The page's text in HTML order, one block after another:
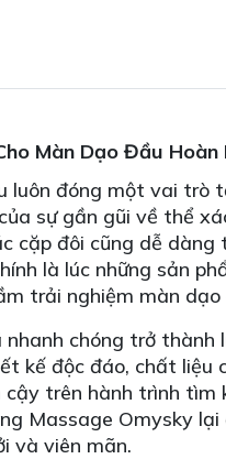
Màn Dạo Đầu Hoàn
luôn đóng một vai trò
sự gần gũi về thể
cặp đôi cũng dễ
là lúc những sản
trải nghiệm màn
chóng trở thành
kế độc đáo, chất liệu
trên hành trình
Massage Omysky lại
và viên mãn.